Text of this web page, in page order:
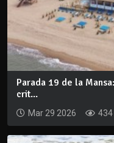
Parada 19 de la
crit...
Mar 29 2026 434